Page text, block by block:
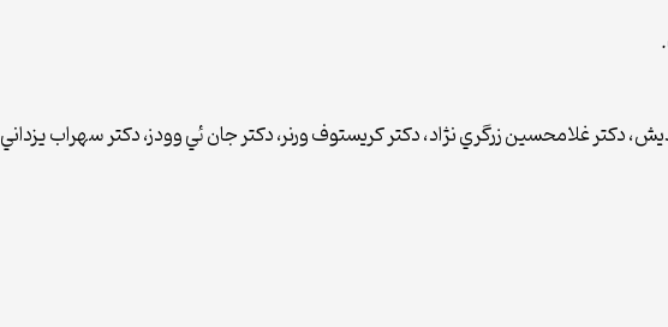
دكتر غلامحسين زرگري نژاد، دكتر كريستوف ورنر، دكتر جان ئي وودز، دكتر سهراب يزداني